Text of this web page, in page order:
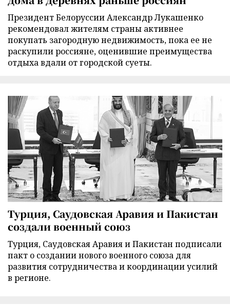
Президент Белоруссии Александр Лукашенко
рекомендовал жителям страны активнее
покупать загородную недвижимость, пока ее не
раскупили россияне, оценившие преимущества
отдыха вдали от городской суеты.
Турция, Саудовская Аравия и Пакистан
создали военный союз
Турция, Саудовская Аравия и Пакистан подписали
пакт о создании нового военного союза для
развития сотрудничества и координации усилий
в регионе.